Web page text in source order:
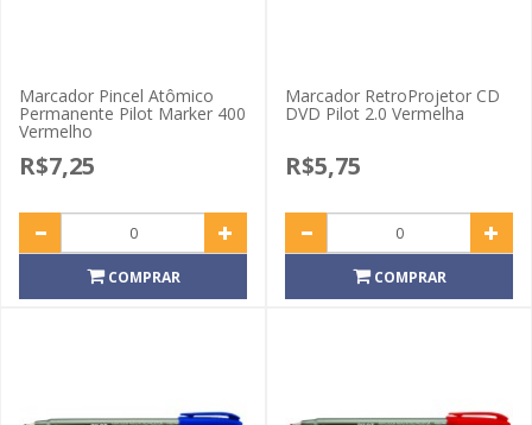
Marcador Pincel Atômico
Permanente Pilot Marker 400
Vermelho
R$7,25
COMPRAR
Marcador RetroProjetor CD
DVD Pilot 2.0 Vermelha
R$5,75
COMPRAR